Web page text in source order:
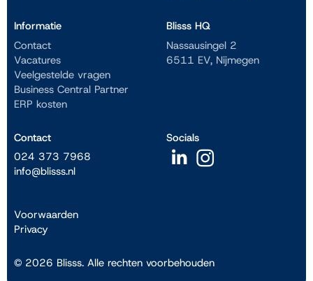
Informatie
Contact
Vacatures
Veelgestelde vragen
Business Central Partner
ERP kosten
Blisss HQ
Nassausingel 2
6511 EV, Nijmegen
Contact
024 373 7968
info@blisss.nl
Socials
© 2026 Blisss. Alle rechten voorbehouden
Voorwaarden
Privacy